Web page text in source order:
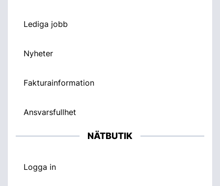
Lediga jobb
Nyheter
Fakturainformation
Ansvarsfullhet
NÄTBUTIK
Logga in